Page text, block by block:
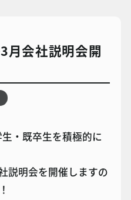
会社説明会開
・既卒生を積極的に
説明会を開催しますの